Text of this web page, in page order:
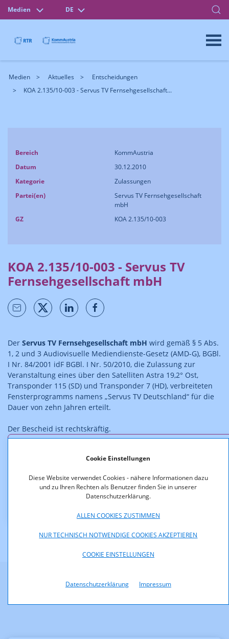
Cookie Einstellungen
Diese Website verwendet Cookies - nähere Informationen dazu
und zu Ihren Rechten als Benutzer finden Sie in unserer
Datenschutzerklärung.
ALLEN COOKIES ZUSTIMMEN
NUR TECHNISCH NOTWENDIGE COOKIES AKZEPTIEREN
COOKIE EINSTELLUNGEN
Datenschutzerklärung Impressum
Medien DE
Medien Aktuelles
Entscheidungen
KOA 2.135/10-003 - Servus TV Fernsehgesellschaft...
Bereich
KommAustria
Datum
30.12.2010
Kategorie
Zulassungen
Partei(en)
Servus TV Fernsehgesellschaft
mbH
GZ
KOA 2.135/10-003
KOA 2.135/10-003 - Servus TV
Fernsehgesellschaft mbH
Der Servus TV Fernsehgesellschaft mbH wird gemäß § 5 Abs.
1, 2 und 3 Audiovisuelle Mediendienste-Gesetz (AMD-G), BGBl.
I Nr. 84/2001 idF BGBl. I Nr. 50/2010, die Zulassung zur
Veranstaltung eines über den Satelliten Astra 19,2° Ost,
Transponder 115 (SD) und Transponder 7 (HD), verbreiteten
Fensterprogramms namens „Servus TV Deutschland“ für die
Dauer von zehn Jahren erteilt.
Der Bescheid ist rechtskräftig.
2.135-10-
003_Zulassungsbescheid_Servus_TV_Deutschland.pdf